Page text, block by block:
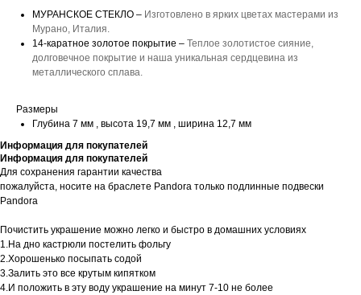
МУРАНСКОЕ СТЕКЛО – Изготовлено в ярких цветах мастерами из
Мурано, Италия.
14-каратное золотое покрытие – Теплое золотистое сияние,
долговечное покрытие и наша уникальная сердцевина из
металлического сплава.
Размеры
Глубина 7 мм , высота 19,7 мм , ширина 12,7 мм
Информация для покупателей
Информация для покупателей
Для сохранения гарантии качества
пожалуйста, носите на браслете Pandora только подлинные подвески
Pandora
Почистить украшение можно легко и быстро в домашних условиях
1.На дно кастрюли постелить фольгу
2.Хорошенько посыпать содой
3.Залить это все крутым кипятком
4.И положить в эту воду украшение на минут 7-10 не более